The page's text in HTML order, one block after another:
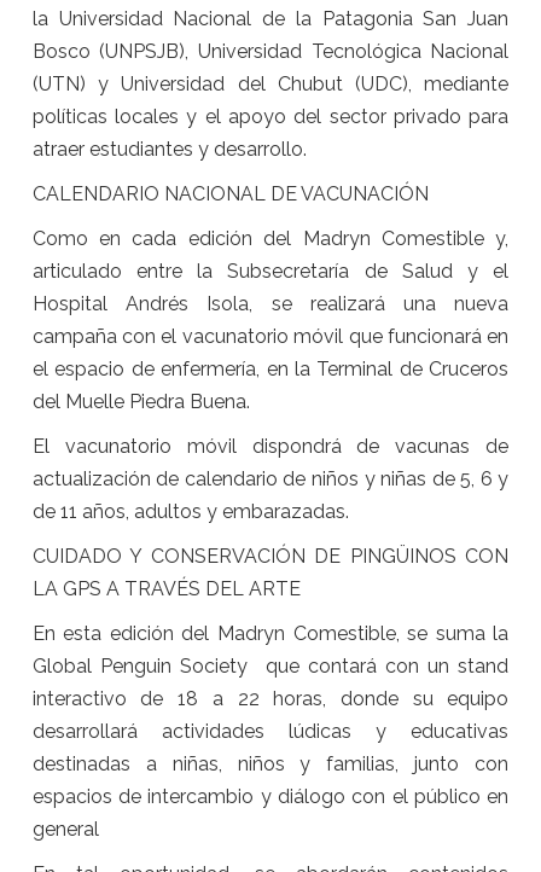
la Universidad Nacional de la Patagonia San Juan
Bosco (UNPSJB), Universidad Tecnológica Nacional
(UTN) y Universidad del Chubut (UDC), mediante
políticas locales y el apoyo del sector privado para
atraer estudiantes y desarrollo.
CALENDARIO NACIONAL DE VACUNACIÓN
Como en cada edición del Madryn Comestible y,
articulado entre la Subsecretaría de Salud y el
Hospital Andrés Isola, se realizará una nueva
campaña con el vacunatorio móvil que funcionará en
el espacio de enfermería, en la Terminal de Cruceros
del Muelle Piedra Buena.
El vacunatorio móvil dispondrá de vacunas de
actualización de calendario de niños y niñas de 5, 6 y
de 11 años, adultos y embarazadas.
CUIDADO Y CONSERVACIÓN DE PINGÜINOS CON
LA GPS A TRAVÉS DEL ARTE
En esta edición del Madryn Comestible, se suma la
Global Penguin Society que contará con un stand
interactivo de 18 a 22 horas, donde su equipo
desarrollará actividades lúdicas y educativas
destinadas a niñas, niños y familias, junto con
espacios de intercambio y diálogo con el público en
general